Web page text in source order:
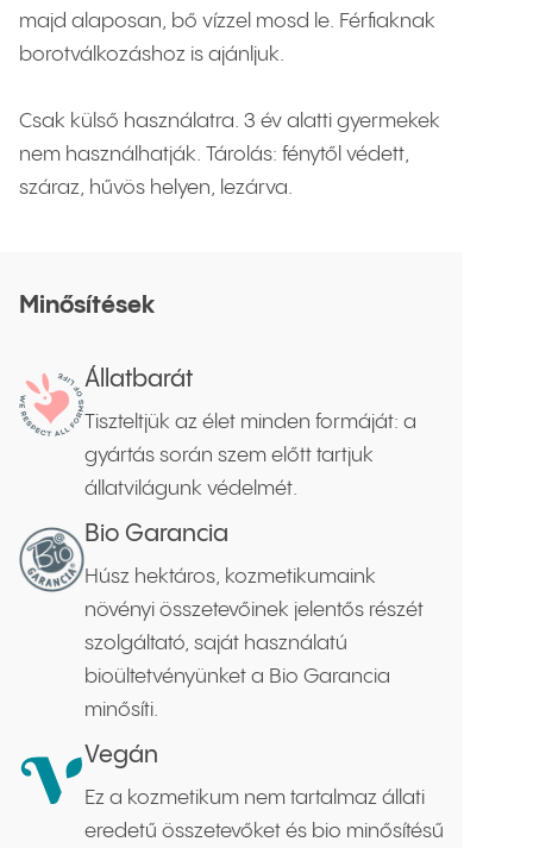
majd alaposan, bő vízzel mosd le. Férfiaknak
borotválkozáshoz is ajánljuk.
Csak külső használatra. 3 év alatti gyermekek
nem használhatják. Tárolás: fénytől védett,
száraz, hűvös helyen, lezárva.
Minősítések
Állatbarát
Tiszteltjük az élet minden formáját: a
gyártás során szem előtt tartjuk
állatvilágunk védelmét.
Bio Garancia
Húsz hektáros, kozmetikumaink
növényi összetevőinek jelentős részét
szolgáltató, saját használatú
bioültetvényünket a Bio Garancia
minősíti.
Vegán
Ez a kozmetikum nem tartalmaz állati
eredetű összetevőket és bio minősítésű